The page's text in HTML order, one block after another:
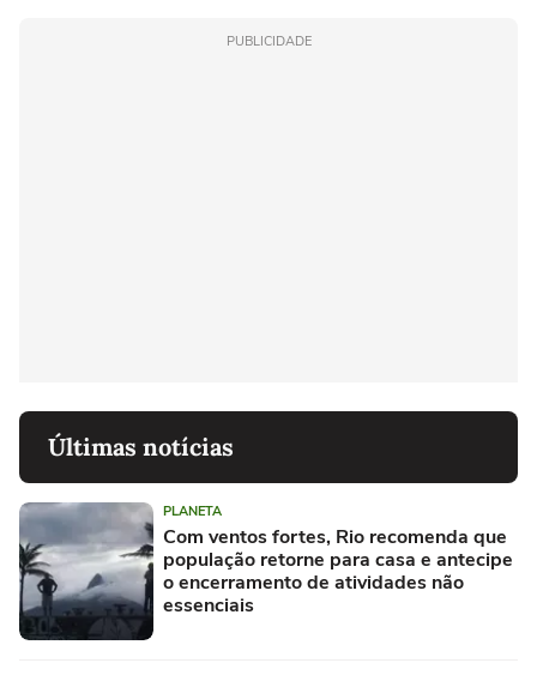
PUBLICIDADE
Últimas notícias
PLANETA
Com ventos fortes, Rio recomenda que
população retorne para casa e antecipe
o encerramento de atividades não
essenciais